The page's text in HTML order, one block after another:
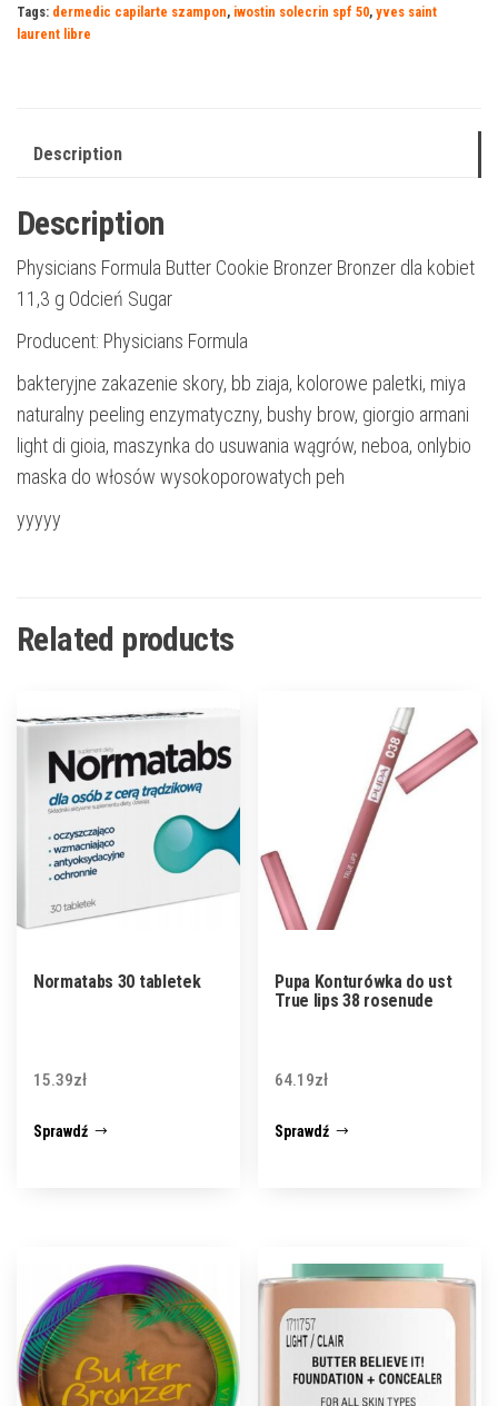
Tags: dermedic capilarte szampon, iwostin solecrin spf 50, yves saint
laurent libre
Description
Description
Physicians Formula Butter Cookie Bronzer Bronzer dla kobiet
11,3 g Odcień Sugar
Producent: Physicians Formula
bakteryjne zakazenie skory, bb ziaja, kolorowe paletki, miya
naturalny peeling enzymatyczny, bushy brow, giorgio armani
light di gioia, maszynka do usuwania wągrów, neboa, onlybio
maska do włosów wysokoporowatych peh
yyyyy
Related products
Normatabs 30 tabletek
15.39zł
Sprawdź
Pupa Konturówka do ust
True lips 38 rosenude
64.19zł
Sprawdź